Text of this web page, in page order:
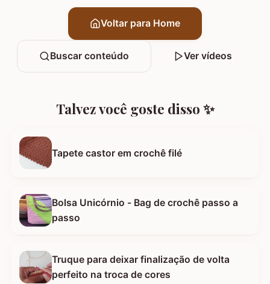
Voltar para Home
Buscar conteúdo Ver vídeos
Talvez você goste disso ✨
Tapete castor em crochê filé
Bolsa Unicórnio - Bag de crochê passo a
passo
Truque para deixar finalização de volta
perfeito na troca de cores